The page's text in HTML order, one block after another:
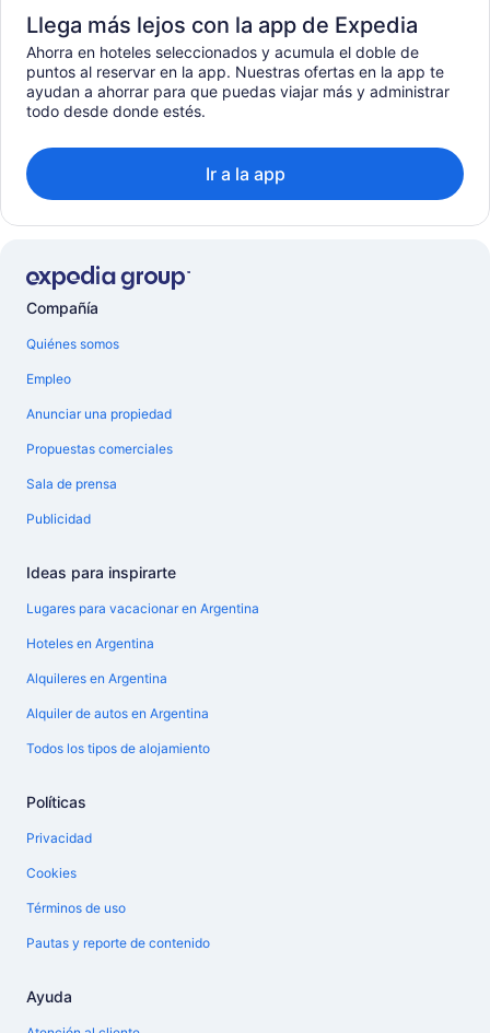
Llega más lejos con la app de Expedia
Ahorra en hoteles seleccionados y acumula el doble de
puntos al reservar en la app. Nuestras ofertas en la app te
ayudan a ahorrar para que puedas viajar más y administrar
todo desde donde estés.
Ir a la app
Compañía
Quiénes somos
Empleo
Anunciar una propiedad
Propuestas comerciales
Sala de prensa
Publicidad
Ideas para inspirarte
Lugares para vacacionar en Argentina
Hoteles en Argentina
Alquileres en Argentina
Alquiler de autos en Argentina
Todos los tipos de alojamiento
Políticas
Privacidad
Cookies
Términos de uso
Pautas y reporte de contenido
Ayuda